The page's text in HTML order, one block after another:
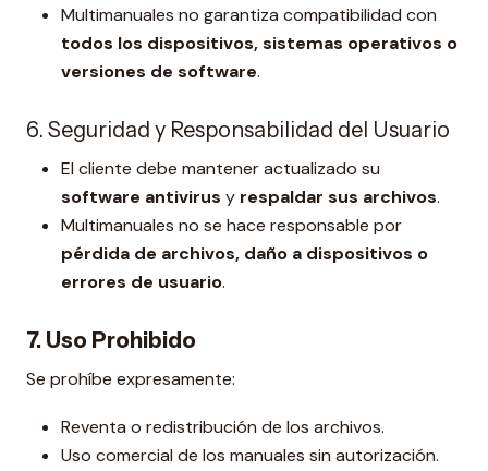
Multimanuales no garantiza compatibilidad con
todos los dispositivos, sistemas operativos o
versiones de software.
6. Seguridad y Responsabilidad del Usuario
El cliente debe mantener actualizado su
software antivirus y respaldar sus archivos.
Multimanuales no se hace responsable por
pérdida de archivos, daño a dispositivos o
errores de usuario.
7. Uso Prohibido
Se prohíbe expresamente:
Reventa o redistribución de los archivos.
Uso comercial de los manuales sin autorización.